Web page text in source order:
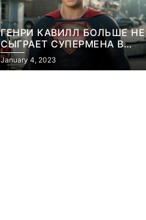
ГЕНРИ КАВИЛЛ БОЛЬШЕ НЕ
СЫГРАЕТ СУПЕРМЕНА В
ФИЛЬМЕ ДЖЕЙМСА ГАННА
January 4, 2023